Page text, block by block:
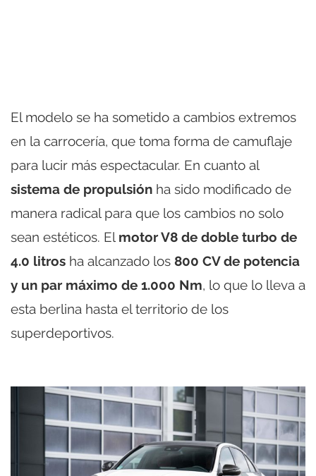
El modelo se ha sometido a cambios extremos
en la carrocería, que toma forma de camuflaje
para lucir más espectacular. En cuanto al
sistema de propulsión ha sido modificado de
manera radical para que los cambios no solo
sean estéticos. El motor V8 de doble turbo de
4.0 litros ha alcanzado los 800 CV de potencia
y un par máximo de 1.000 Nm, lo que lo lleva a
esta berlina hasta el territorio de los
superdeportivos.